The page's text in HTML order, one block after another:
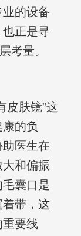
的设备
正是寻
考量。
皮肤镜”这
的负
医生在
和偏振
囊口是
带，这
要线